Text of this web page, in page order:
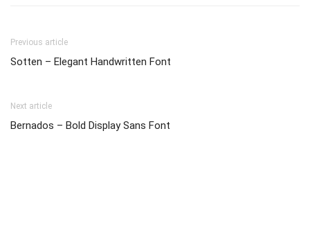
Previous article
Sotten – Elegant Handwritten Font
Next article
Bernados – Bold Display Sans Font